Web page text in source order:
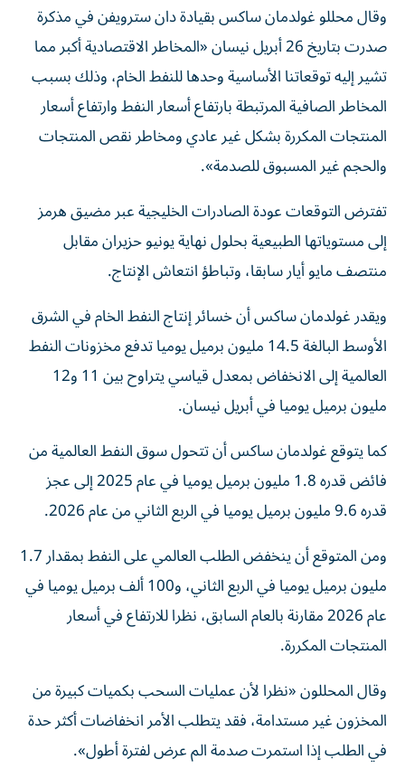
وقال محللو غولدمان ساكس بقيادة ‌دان سترويفن في مذكرة
صدرت بتاريخ 26 أبريل نيسان «المخاطر الاقتصادية أكبر مما
تشير إليه توقعاتنا الأساسية وحدها ‌للنفط الخام، وذلك بسبب
المخاطر الصافية المرتبطة بارتفاع أسعار ⁠النفط وارتفاع أسعار
المنتجات المكررة بشكل غير عادي ومخاطر نقص المنتجات
والحجم غير المسبوق للصدمة».
تفترض التوقعات عودة الصادرات الخليجية عبر مضيق هرمز
إلى مستوياتها الطبيعية بحلول نهاية يونيو حزيران مقابل
منتصف مايو أيار ​سابقا، وتباطؤ انتعاش الإنتاج.
ويقدر غولدمان ساكس ‌أن خسائر إنتاج النفط الخام في الشرق
الأوسط البالغة 14.5 مليون برميل يوميا تدفع مخزونات النفط
العالمية ⁠إلى الانخفاض بمعدل قياسي يتراوح بين 11 و12
مليون برميل يوميا في أبريل نيسان.
كما يتوقع غولدمان ساكس أن تتحول ​سوق ‌النفط العالمية من
فائض قدره 1.8 مليون برميل ‌يوميا في عام 2025 إلى عجز
قدره 9.6 مليون برميل يوميا في الربع الثاني من عام 2026.
ومن المتوقع أن ‌ينخفض الطلب ‌العالمي على النفط بمقدار ⁠1.7
مليون برميل يوميا في الربع الثاني، و100 ‌ألف برميل يوميا في
عام 2026 مقارنة بالعام السابق، نظرا للارتفاع في أسعار
المنتجات المكررة.
وقال المحللون «نظرا لأن ⁠عمليات السحب بكميات كبيرة من ​
المخزون غير مستدامة، فقد يتطلب الأمر انخفاضات أكثر حدة
في الطلب إذا استمرت صدمة الم عرض ⁠لفترة أطول».